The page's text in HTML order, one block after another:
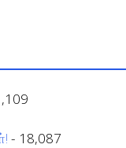
- 18,087